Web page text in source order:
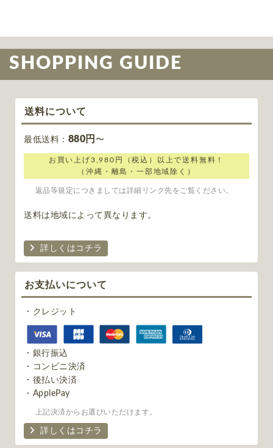
SHOPPING GUIDE
送料について
最低送料： 880円 〜
お買い上げ3,980円（税込）以上で送料無料！
（沖縄・離島・一部地域除く）
返品等規定につきましては詳細リンク先をご覧ください。
送料は地域によって異なります。
詳しくはコチラ
お支払いについて
・クレジット
・銀行振込
・コンビニ決済
・後払い決済
・ApplePay
上記決済からお選びいただけます。
詳しくはコチラ